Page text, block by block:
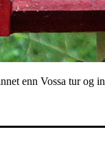
enn Vossa tur og